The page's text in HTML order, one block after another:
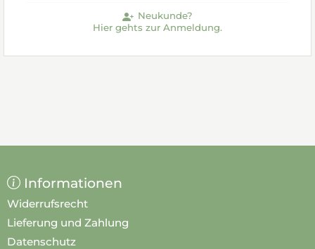
Neukunde?
Hier gehts zur Anmeldung.
Informationen
Widerrufsrecht
Lieferung und Zahlung
Datenschutz